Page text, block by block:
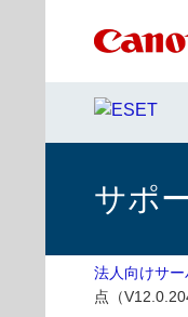
サポ
法人向けサ
点（